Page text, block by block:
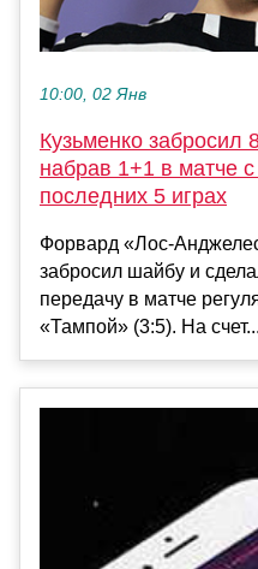
10:00, 02 Янв
Кузьменко забросил
набрав 1+1 в матче
последних 5 играх
Форвард «Лос-
забросил шайбу и
передачу в матче
«Тампой» (3:5). На счет...